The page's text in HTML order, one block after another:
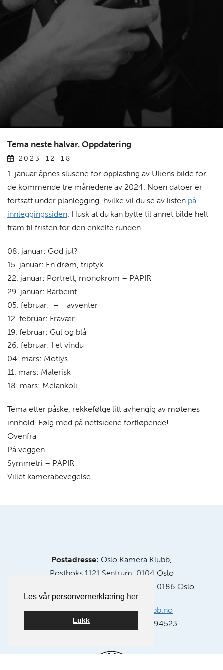
Les vår personvernerklæring her
Lukk
Tema neste halvår. Oppdatering
2023-12-18
1. januar åpnes slusene for opplasting av Ukens bilde for
de kommende tre månedene av 2024. Noen datoer er
fortsatt under planlegging, hvilke vil du se av listen på
innleggingssiden . Husk at du kan bytte til annet bilde helt
fram til fristen for den enkelte runden.
08. januar: God jul?
15. januar: En drøm, triptyk
22. januar: Portrett, monokrom – PAPIR
29. januar: Barbeint
05. februar: – avventer
12. februar: Fravær
19. februar: Gul og blå
26. februar: I et vindu
04. mars: Motlys
11. mars: Malerisk
18. mars: Melankoli
Tema etter påske, rekkefølge litt avhengig av møtenes
innhold. Følg med på nettsidene fortløpende!
Ovenfra
På veggen
Symmetri – PAPIR
Villet kamerabevegelse
Postadresse: Oslo Kamera Klubb,
Postboks 1121 Sentrum, 0104 Oslo
Chr. Krohgs gate 10, 0186 Oslo
E-post: info@oslokameraklubb.no
Organisasjonsnummer:
991594523